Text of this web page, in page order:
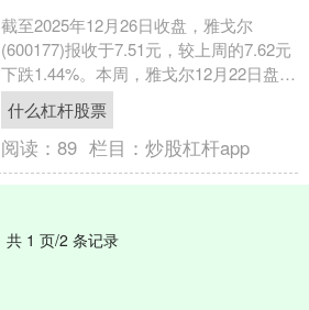
截至2025年12月26日收盘，雅戈尔
(600177)报收于7.51元，较上周的7.62元
下跌1.44%。本周，雅戈尔12月22日盘中
最高价报7.63元。12月....
什么杠杆股票
阅读：89 栏目：炒股杠杆app
共 1 页/2 条记录